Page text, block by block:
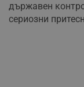
държавен
сериозни